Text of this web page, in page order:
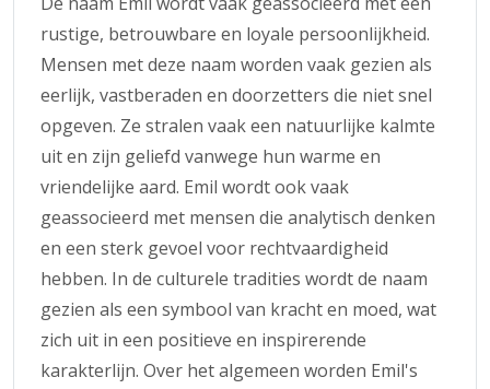
rustige, betrouwbare en loyale persoonlijkheid.
Mensen met deze naam worden vaak gezien als
eerlijk, vastberaden en doorzetters die niet snel
opgeven. Ze stralen vaak een natuurlijke kalmte
uit en zijn geliefd vanwege hun warme en
vriendelijke aard. Emil wordt ook vaak
geassocieerd met mensen die analytisch denken
en een sterk gevoel voor rechtvaardigheid
hebben. In de culturele tradities wordt de naam
gezien als een symbool van kracht en moed, wat
zich uit in een positieve en inspirerende
karakterlijn. Over het algemeen worden Emil's